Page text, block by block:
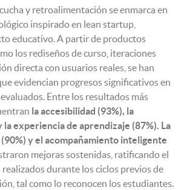
y retroalimentación se enmarca en
inspirado en lean startup,
educativo. A partir de productos
los rediseños de curso, iteraciones
directa con usuarios reales, se han
evidencian progresos significativos en
Entre los resultados más
la accesibilidad (93%), la
la experiencia de aprendizaje (87%). La
y el acompañamiento inteligente
mejoras sostenidas, ratificando el
durante los ciclos previos de
tal como lo reconocen los estudiantes.